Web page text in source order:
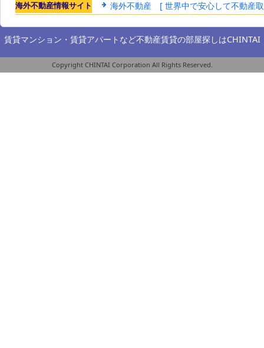
海外不動産情報サイト 海外不動産 [ 世界中で安心して不動産
賃貸マンション・賃貸アパートなど不動産賃貸の部屋探しはCHINTAI
Copyright CHINTAI Corporation All Rights Reserved.